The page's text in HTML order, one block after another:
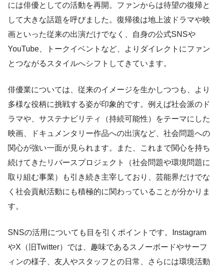
には俳優としての活動を再開。ファンからは待望の復帰と
して大きな話題を呼びました。復帰後は地上波ドラマや映
画といった従来の出演だけでなく、自身の公式SNSや
YouTube、トークイベントなど、よりダイレクトにファン
とつながるスタイルへシフトしてきています。
俳優業については、従来のイメージを生かしつつも、より
多様な役柄に挑戦する姿が印象的です。例えば社会派のド
ラマや、サステナビリティ（持続可能性）をテーマにした
映画、ドキュメンタリー作品への出演など、社会問題への
関心が強い一面が見られます。また、これまで関心を持ち
続けてきたリバースプロジェクト（社会問題や環境問題に
取り組む事業）も引き続き主宰しており、芸能界だけでな
く社会貢献活動にも積極的に関わっていることが分かりま
す。
SNSの活用についても目を引くポイントです。Instagram
やX（旧Twitter）では、趣味であるスノーボードやサーフ
ィンの様子、友人やスタッフとの日常、さらには環境活動